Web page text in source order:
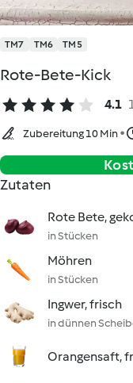
TM7 TM6 TM5
Rote-Bete-Kick
4.1
Zubereitung 10 Min
Zutaten
Rote Bete,
in Stücken
Möhren
in Stücken
Ingwer, frisch
in dünnen
Orangensaft,